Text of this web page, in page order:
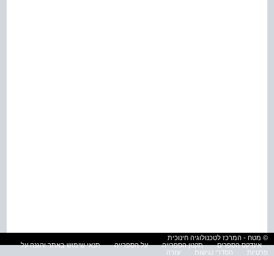
© מטח - המרכז לטכנולוגיה חינוכית
אינדקס הספרים
תקנון הספרייה על הספרייה
תנאי שימוש באתר והגנה על
פרטיות
הסדרי נגישות עזרה